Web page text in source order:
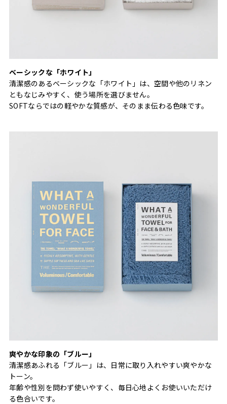
ベーシックな「ホワイト」
清潔感のあるベーシックな「ホワイト」は、空間や他のリネン
ともなじみやすく、使う場所を選びません。
SOFTならではの軽やかな質感が、そのまま伝わる色味です。
爽やかな印象の「ブルー」
清潔感あふれる「ブルー」は、日常に取り入れやすい爽やかな
トーン。
年齢や性別を問わず使いやすく、毎日心地よくお使いいただけ
る色合いです。